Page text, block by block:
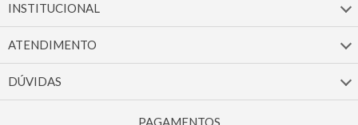
INSTITUCIONAL
ATENDIMENTO
DÚVIDAS